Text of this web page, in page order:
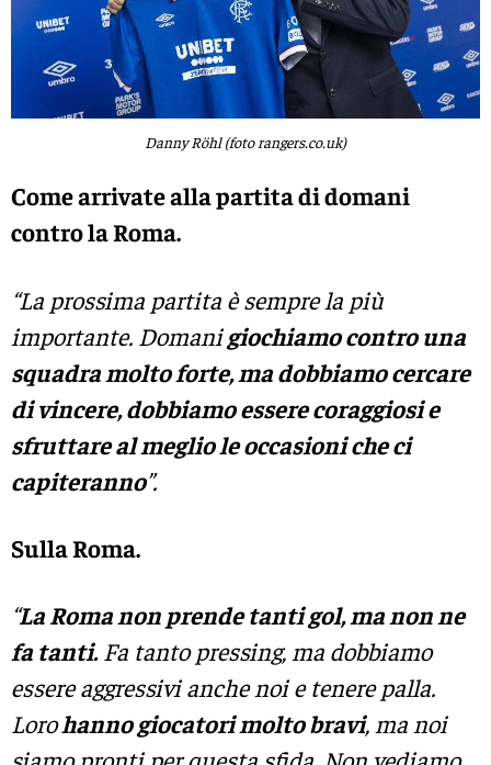
Danny Röhl (foto rangers.co.uk)
Come arrivate alla partita di domani
contro la Roma.
“La prossima partita è sempre la più
importante. Domanigiochiamo contro una
squadra molto forte, ma dobbiamo cercare
di vincere, dobbiamo essere coraggiosi e
sfruttare al meglio le occasioni che ci
capiteranno”.
Sulla Roma.
“La Roma non prende tanti gol, ma non ne
fa tanti.Fa tanto pressing, ma dobbiamo
essere aggressivi anche noi e tenere palla.
Lorohanno giocatori molto bravi, ma noi